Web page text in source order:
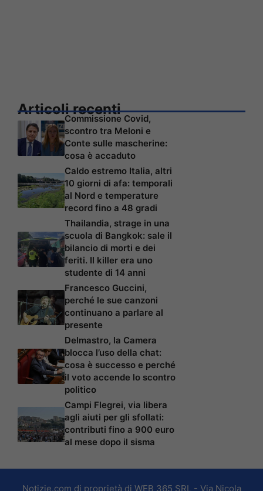
Articoli recenti
Commissione Covid,
scontro tra Meloni e
Conte sulle mascherine:
cosa è accaduto
Caldo estremo Italia, altri
10 giorni di afa: temporali
al Nord e temperature
record fino a 48 gradi
Thailandia, strage in una
scuola di Bangkok: sale il
bilancio di morti e dei
feriti. Il killer era uno
studente di 14 anni
Francesco Guccini,
perché le sue canzoni
continuano a parlare al
presente
Delmastro, la Camera
blocca l’uso della chat:
cosa è successo e perché
il voto accende lo scontro
politico
Campi Flegrei, via libera
agli aiuti per gli sfollati:
contributi fino a 900 euro
al mese dopo il sisma
Notizie.com di proprietà di WEB 365 SRL - Via Nicola